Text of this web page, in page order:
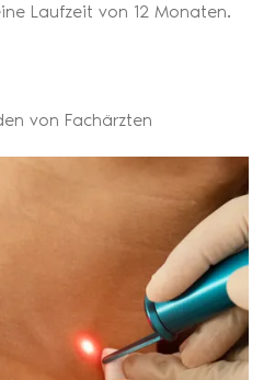
Laufzeit von 12 Monaten.
von Fachärzten